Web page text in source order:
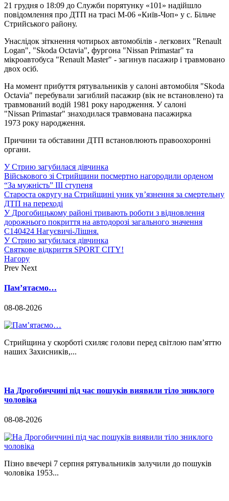
21 грудня о 18:09 до Служби порятунку «101» надійшло
повідомлення про ДТП на трасі М-06 «Київ-Чоп» у с. Більче
Стрийського району.
Унаслідок зіткнення чотирьох автомобілів - легкових "Renault
Logan", "Skoda Octavia", фургона "Nissan Primastar" та
мікроавтобуса "Renault Master" - загинув пасажир і травмовано
двох осіб.
На момент прибуття рятувальників у салоні автомобіля "Skoda
Octavia" перебували загиблий пасажир (вік не встановлено) та
травмований водій 1981 року народження. У салоні
"Nissan Primastar" знаходилася травмована пасажирка
1973 року народження.
Причини та обставини ДТП встановлюють правоохоронні
органи.
У Стрию загубилася дівчинка
Військового зі Стрийщини посмертно нагородили орденом
“За мужність” III ступеня
Староста округу на Стрийщині уник ув’язнення за смертельну
ДТП на переході
У Дрогобицькому районі тривають роботи з відновлення
дорожнього покриття на автодорозі загального значення
С140424 Нагуєвичі-Лішня.
У Стрию загубилася дівчинка
Святкове відкриття SPORT CITY!
Нагору
Prev Next
Памʼятаємо…
08-08-2026
Стрийщина у скорботі схиляє голови перед світлою пам’яттю
наших Захисників,...
На Дрогобиччині під час пошуків виявили тіло зниклого
чоловіка
08-08-2026
Пізно ввечері 7 серпня рятувальників залучили до пошуків
чоловіка 1953...